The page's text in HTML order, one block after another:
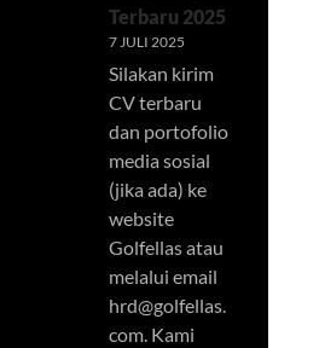
Terbaru 2025
7 JULI 2025
Silakan kirim
CV terbaru
dan portofolio
media sosial
(jika ada) ke
website
Golfellas atau
melalui email
hrd@golfellas.
com. Kami